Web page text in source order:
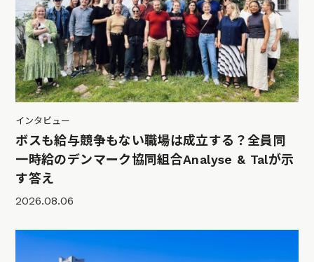
インタビュー
ボスも給与競争もない職場は成立する？全員同
一時給のデンマーク協同組合Analyse & Talが示
す答え
2026.08.06